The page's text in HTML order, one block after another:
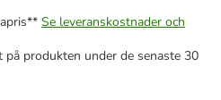
Se leveranskostnader och
produkten under de senaste 30